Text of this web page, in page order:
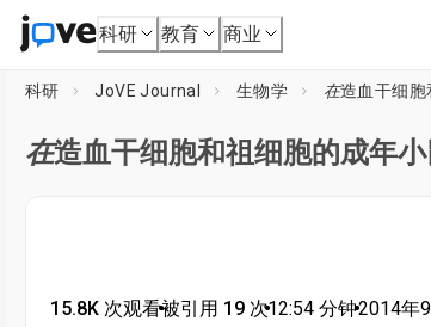
科研 教育 商业
科研 JoVE Journal 生物学 在造血干细胞
在造血干细胞和祖细胞的成年
15.8K 次观看•被引用 19 次•12:54 分钟•2014年